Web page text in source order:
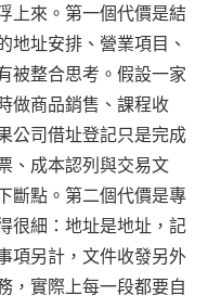
上來。第一個代價是結
地址安排、營業項目、
被整合思考。假設一家
做商品銷售、課程收
公司借址登記只是完成
、成本認列與交易文
斷點。第二個代價是專
很細：地址是地址，記
項另計，文件收發另外
，實際上每一段都要自